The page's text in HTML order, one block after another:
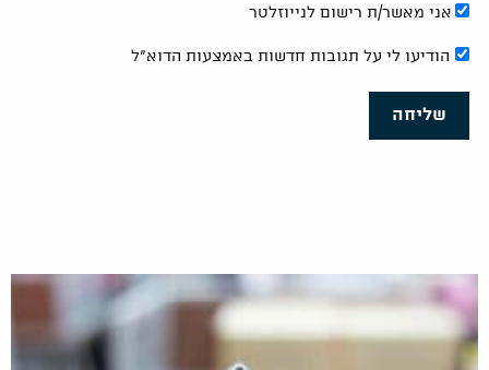
אני מאשר/ת רישום לנייוזלטר
הודיעו לי על תגובות חדשות באמצעות הדוא"ל
שליחה